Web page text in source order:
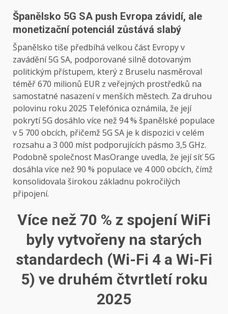
Španělsko 5G SA push Evropa závidí, ale
monetizační potenciál zůstává slabý
Španělsko tiše předbíhá velkou část Evropy v
zavádění 5G SA, podporované silně dotovaným
politickým přístupem, který z Bruselu nasměroval
téměř 670 milionů EUR z veřejných prostředků na
samostatné nasazení v menších městech. Za druhou
polovinu roku 2025 Telefónica oznámila, že její
pokrytí 5G dosáhlo více než 94 % španělské populace
v 5 700 obcích, přičemž 5G SA je k dispozici v celém
rozsahu a 3 000 míst podporujících pásmo 3,5 GHz.
Podobně společnost MasOrange uvedla, že její síť 5G
dosáhla více než 90 % populace ve 4 000 obcích, čímž
konsolidovala širokou základnu pokročilých
připojení.
Více než 70 % z spojeníWiFi
byly vytvořeny na starých
standardech (Wi-Fi 4 a Wi-Fi
5) ve druhém čtvrtletí roku
2025